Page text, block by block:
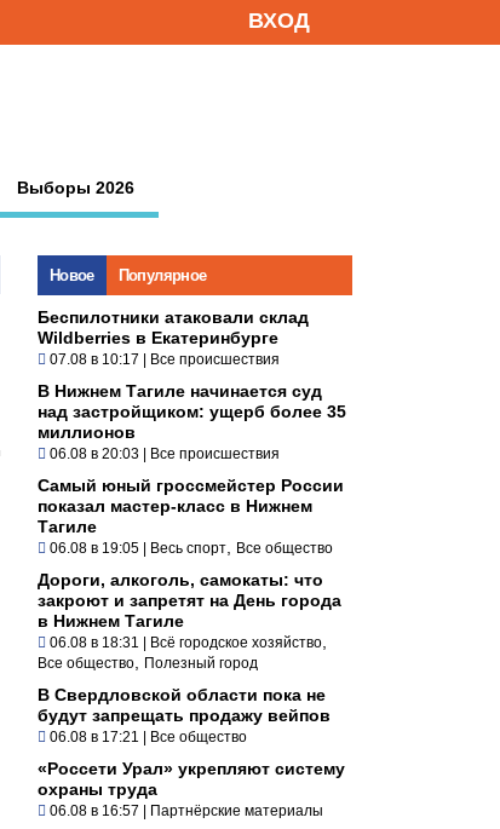
ВХОД
Выборы 2026
Новое Популярное
Беспилотники атаковали склад
Wildberries в Екатеринбурге
07.08 в 10:17 | Все происшествия
В Нижнем Тагиле начинается суд
над застройщиком: ущерб более 35
миллионов
06.08 в 20:03 | Все происшествия
Самый юный гроссмейстер России
показал мастер-класс в Нижнем
Тагиле
06.08 в 19:05 | Весь спорт Все общество
Дороги, алкоголь, самокаты: что
закроют и запретят на День города
в Нижнем Тагиле
06.08 в 18:31 | Всё городское хозяйство
Все общество Полезный город
В Свердловской области пока не
будут запрещать продажу вейпов
06.08 в 17:21 | Все общество
«Россети Урал» укрепляют систему
охраны труда
06.08 в 16:57 | Партнёрские материалы